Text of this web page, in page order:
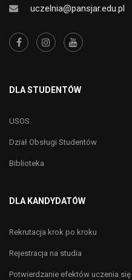
uczelnia@pansjar.edu.pl
DLA STUDENTÓW
USOS
Dział Obsługi Studentów
Biblioteka
DLA KANDYDATÓW
Rekrutacja krok po kroku
Rejestracja na studia
Potwierdzanie efektów uczenia się